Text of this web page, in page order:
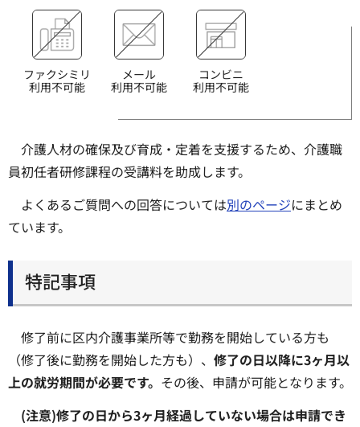
ファクシミリ
利用不可能
メール
利用不可能
コンビニ
利用不可能
介護人材の確保及び育成・定着を支援するため、介護職
員初任者研修課程の受講料を助成します。
よくあるご質問への回答については別のページにまとめ
ています。
特記事項
修了前に区内介護事業所等で勤務を開始している方も
（修了後に勤務を開始した方も）、 修了の日以降に3ヶ月以
上の就労期間が必要です。 その後、申請が可能となります。
(注意)修了の日から3ヶ月経過していない場合は申請でき